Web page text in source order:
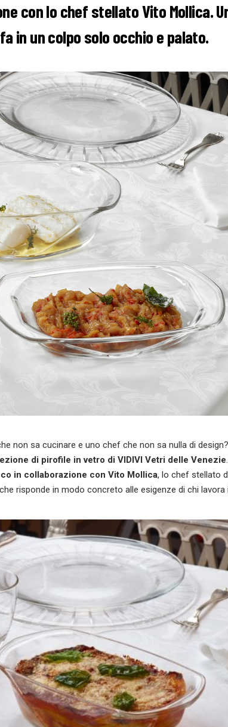
con lo chef stellato Vito Mollica.
in un colpo solo occhio e palato.
non sa cucinare e uno chef che non sa nulla di
di pirofile in vetro di VIDIVI Vetri delle Venezie
in collaborazione con Vito Mollica, lo chef stellato
risponde in modo concreto alle esigenze di chi lavora